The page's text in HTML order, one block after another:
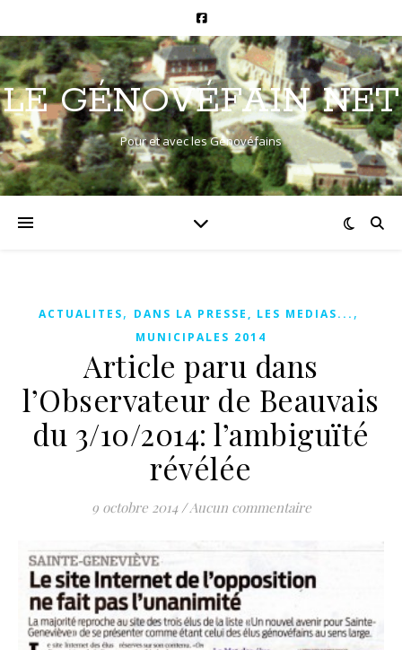
LE GÉNOVÉFAIN NET
Pour et avec les Génovéfains
ACTUALITES, DANS LA PRESSE, LES MEDIAS... ,
MUNICIPALES 2014
Article paru dans
l’Observateur de Beauvais
du 3/10/2014: l’ambiguïté
révélée
9 octobre 2014 /Aucun commentaire